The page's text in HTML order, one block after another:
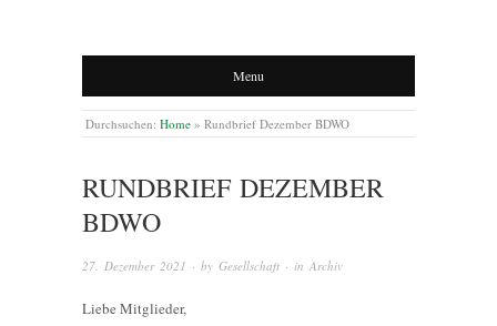
Menu
Durchsuchen: Home » Rundbrief Dezember BDWO
RUNDBRIEF DEZEMBER
BDWO
27. Dezember 2021 · by Gesellschaft · in Archiv
Liebe Mitglieder,